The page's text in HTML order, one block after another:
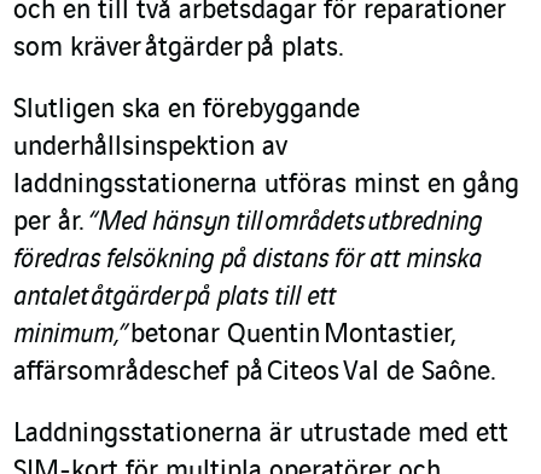
och en till två arbetsdagar för reparationer
som kräver åtgärder på plats.
Slutligen ska en förebyggande
underhållsinspektion av
laddningsstationerna utföras minst en gång
per år. “Med hänsyn till områdets utbredning
föredras felsökning på distans för att minska
antalet åtgärder på plats till ett
minimum,”betonar Quentin Montastier,
affärsområdeschef på Citeos Val de Saône.
Laddningsstationerna är utrustade med ett